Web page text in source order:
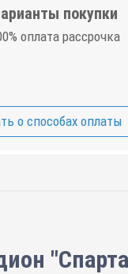
покупки
оплата рассрочка
о способах оплаты